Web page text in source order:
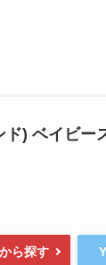
) ベイビー
ら探す